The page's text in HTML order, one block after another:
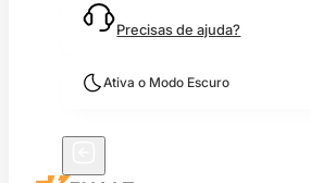
Precisas de ajuda?
Ativa o Modo Escuro